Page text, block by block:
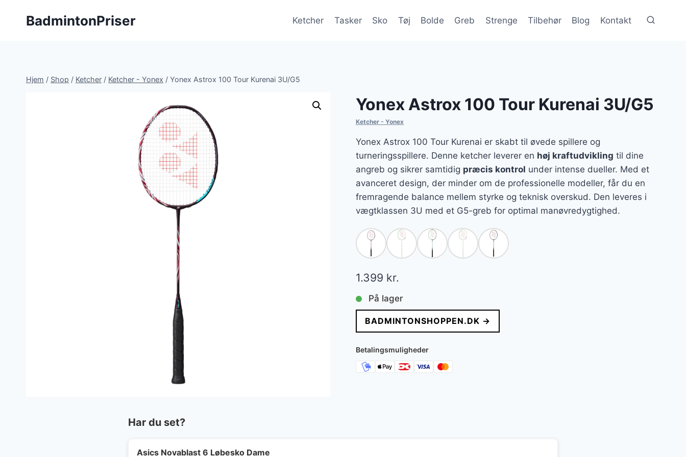
BadmintonPriser Ketcher Tasker Sko Tøj Bolde Greb Strenge Tilbehør Blog Kontakt
Hjem / Shop / Ketcher / Ketcher - Yonex / Yonex Astrox 100 Tour Kurenai 3U/G5
Yonex Astrox 100 Tour Kurenai 3U/G5
Ketcher - Yonex
Yonex Astrox 100 Tour Kurenai er skabt til øvede spillere og
turneringsspillere. Denne ketcher leverer en høj kraftudvikling til dine
angreb og sikrer samtidig præcis kontrol under intense dueller. Med et
avanceret design, der minder om de professionelle modeller, får du en
fremragende balance mellem styrke og teknisk overskud. Den leveres i
vægtklassen 3U med et G5-greb for optimal manøvredygtighed.
1.399 kr.
På lager
BADMINTONSHOPPEN.DK →
Betalingsmuligheder
Har du set?
Asics Novablast 6 Løbesko Dame